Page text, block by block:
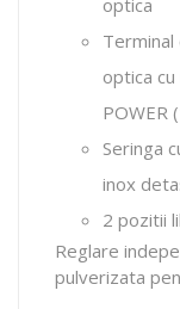
optica
optica
POWER
Seringa
inox
2 pozitii
Reglare
pulverizata